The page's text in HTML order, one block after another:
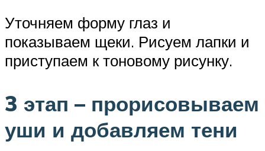
Уточняем форму глаз и
показываем щеки. Рисуем лапки и
приступаем к тоновому рисунку.
3 этап – прорисовываем
уши и добавляем тени